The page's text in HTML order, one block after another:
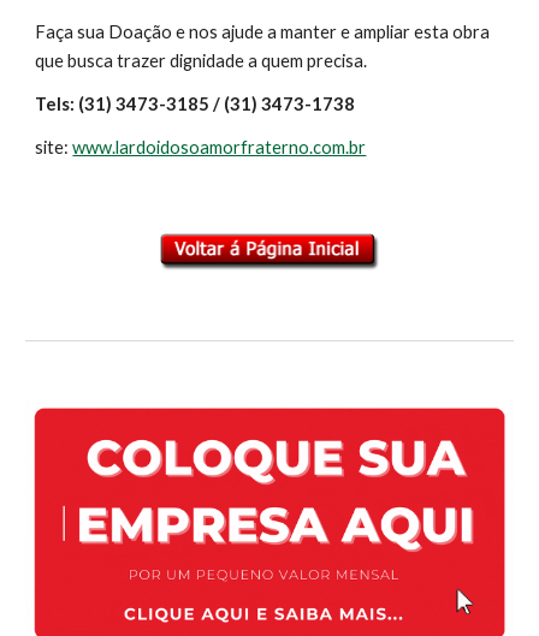
Faça sua Doação e nos ajude a manter e ampliar esta obra
que busca trazer dignidade a quem precisa.
Tels: (31) 3473-3185 / (31) 3473-1738
site:www.lardoidosoamorfraterno.com.br